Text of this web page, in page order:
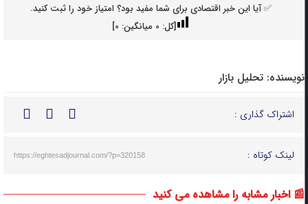
✅ آیا این خبر اقتصادی برای شما مفید بود؟ امتیاز خود را ثبت کنید.
[کل: 0میانگین: 0
]
نویسنده: تحلیل بازار
اشتراک گذاری :
لینک کوتاه : https://eghtesadjournal.com/?p=320158
📰 اخبار مشابه را مشاهده می کنید